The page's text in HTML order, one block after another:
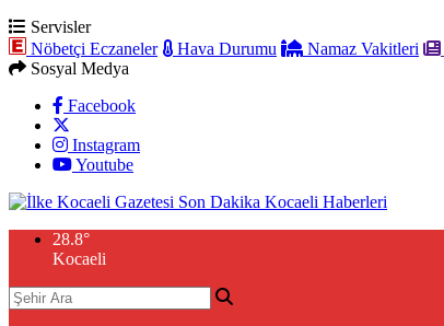
Servisler
Nöbetçi Eczaneler
Hava Durumu Namaz Vakitleri
Sosyal Medya
Facebook
Instagram
Youtube
28.8°
Kocaeli